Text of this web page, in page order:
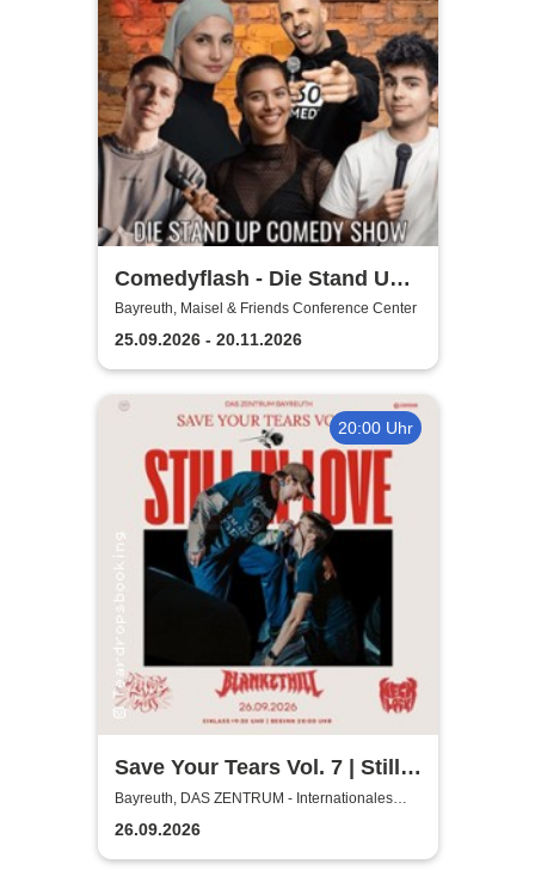
Comedyflash - Die Stand Up
Comedy Show
Bayreuth, Maisel & Friends Conference Center
25.09.2026 - 20.11.2026
20:00 Uhr
Save Your Tears Vol. 7 | Still
in Love, Blanket Hill,
Necklock, Glass Out
Bayreuth, DAS ZENTRUM - Internationales
Jugendkulturzentrum Bayreuth
26.09.2026